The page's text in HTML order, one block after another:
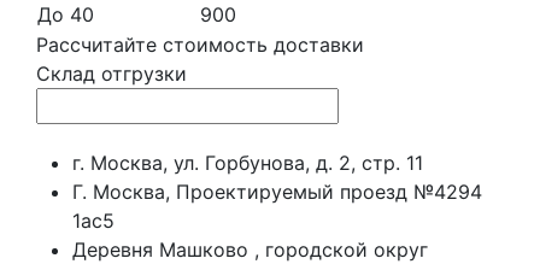
До 40
900
Рассчитайте стоимость доставки
Склад отгрузки
г. Москва, ул. Горбунова, д. 2, стр. 11
Г. Москва, Проектируемый проезд №4294
1ас5
Деревня Машково , городской округ